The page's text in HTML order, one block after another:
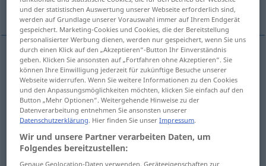
spielen, schlagen, läuten
berühren tocartb FIG
treffen tocar esgrima
erreichen tocarmeta
grenzenan ( AC) tocarlimite
und der statistischen Auswertung unserer Webseite erforderlich sind,
werden auf Grundlage unserer Vorauswahl immer auf Ihrem Endgerät
gespeichert. Marketing-Cookies und Cookies, die der Bereitstellung
personalisierter Werbung dienen, werden nur gespeichert, wenn Sie uns
durch einen Klick auf den „Akzeptieren“-Button Ihr Einverständnis
geben. Klicken Sie ansonsten auf „Fortfahren ohne Akzeptieren“. Sie
können Ihre Einwilligung jederzeit für zukünftige Besuche unserer
Webseite widerrufen. Wenn Sie weitere Informationen zu den Cookies
und den Anpassungsmöglichkeiten möchten, klicken Sie einfach auf den
Button „Mehr Optionen“. Weitergehende Hinweise zu der
Datenverarbeitung entnehmen Sie ansonsten unserer
Datenschutzerklärung. Hier finden Sie unserImpressum.
Wir und unsere Partner verarbeiten Daten, um
Folgendes bereitzustellen:
Genaue Geolocation-Daten verwenden. Geräteeigenschaften zur